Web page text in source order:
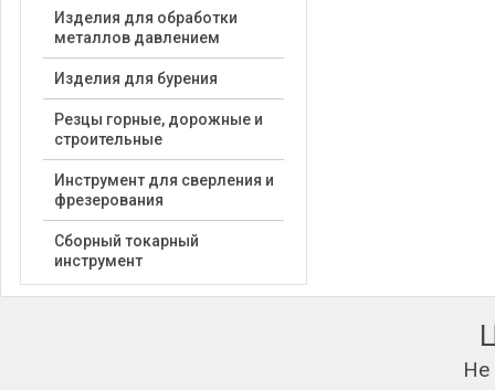
Изделия для обработки
металлов давлением
Изделия для бурения
Резцы горные, дорожные и
строительные
Инструмент для сверления и
фрезерования
Сборный токарный
инструмент
Не